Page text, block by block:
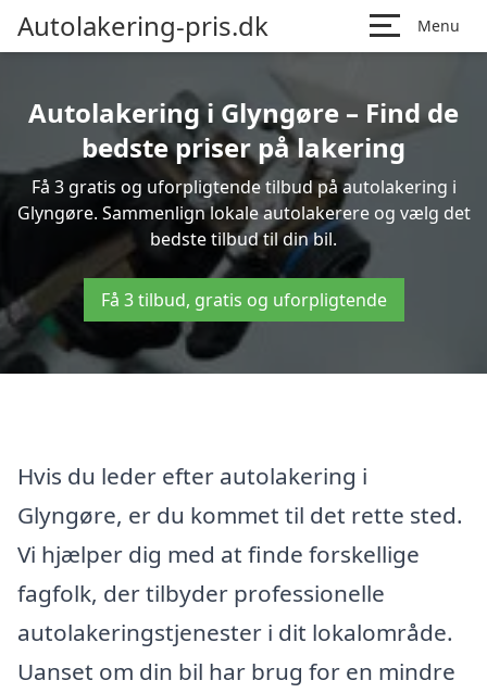
Autolakering-pris.dk Menu
Autolakering i Glyngøre – Find de
bedste priser på lakering
Få 3 gratis og uforpligtende tilbud på autolakering i
Glyngøre. Sammenlign lokale autolakerere og vælg det
bedste tilbud til din bil.
Få 3 tilbud, gratis og uforpligtende
Hvis du leder efter autolakering i
Glyngøre, er du kommet til det rette sted.
Vi hjælper dig med at finde forskellige
fagfolk, der tilbyder professionelle
autolakeringstjenester i dit lokalområde.
Uanset om din bil har brug for en mindre